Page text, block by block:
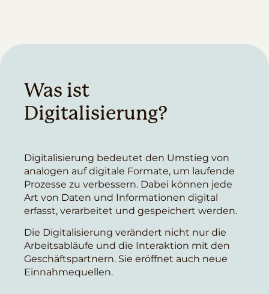
Was ist
Digitalisierung?
Digitalisierung bedeutet den Umstieg von
analogen auf digitale Formate, um laufende
Prozesse zu verbessern. Dabei können jede
Art von Daten und Informationen digital
erfasst, verarbeitet und gespeichert werden.
Die Digitalisierung verändert nicht nur die
Arbeitsabläufe und die Interaktion mit den
Geschäftspartnern. Sie eröffnet auch neue
Einnahmequellen.